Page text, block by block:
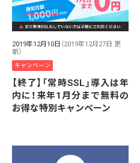
2019年12月10日 （2019年12月27日 更
新）
キャンペーン
【終了】「常時SSL」導入は年
内に！来年1月分まで無料の
お得な特別キャンペーン